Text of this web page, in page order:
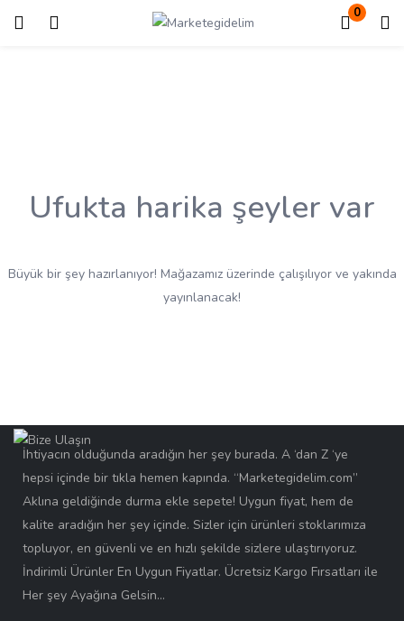
0
Giriş Kayıt ol
Ufukta harika şeyler var
Büyük bir şey hazırlanıyor! Mağazamız üzerinde çalışılıyor ve yakında
yayınlanacak!
İhtiyacın olduğunda aradığın her şey burada. A ‘dan Z ‘ye
hepsi içinde bir tıkla hemen kapında. “Marketegidelim.com”
Aklına geldiğinde durma ekle sepete! Uygun fiyat, hem de
kalite aradığın her şey içinde. Sizler için ürünleri stoklarımıza
topluyor, en güvenli ve en hızlı şekilde sizlere ulaştırıyoruz.
İndirimli Ürünler En Uygun Fiyatlar. Ücretsiz Kargo Fırsatları ile
Her şey Ayağına Gelsin…